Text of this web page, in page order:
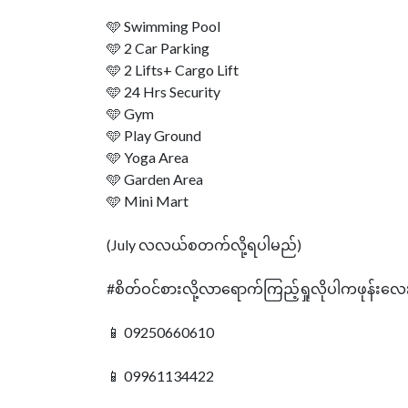
🩵 Swimming Pool
🩵 2 Car Parking
🩵 2 Lifts+ Cargo Lift
🩵 24 Hrs Security
🩵 Gym
🩵 Play Ground
🩵 Yoga Area
🩵 Garden Area
🩵 Mini Mart
(July လလယ်စတက်လို့ရပါမည်)
#စိတ်ဝင်စားလို့လာရောက်ကြည့်ရှုလိုပါကဖုန်းလေ
📱 09250660610
📱 09961134422